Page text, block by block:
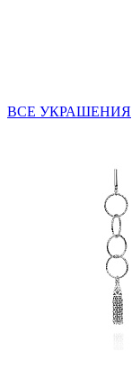
ВСЕ УКРАШЕНИЯ